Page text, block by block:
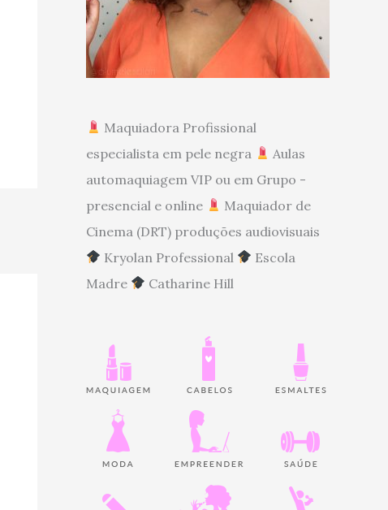
Maquiadora Profissional
especialista em pele negra
Aulas
automaquiagem VIP ou em Grupo -
presencial e online
Maquiador de
Cinema (DRT) produções audiovisuais
Kryolan Professional
Escola
Madre
Catharine Hill